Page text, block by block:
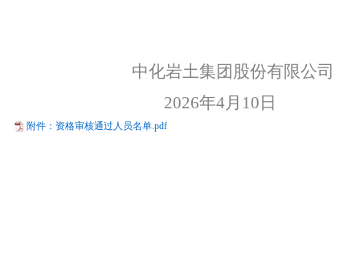
中化岩土集团股份有限公司
2026年4月 10 日
附件：资格审核通过人员名单.pdf